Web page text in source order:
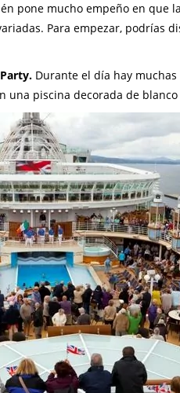
pone mucho empeño en que
Para empezar, podrías
Durante el día hay
una piscina decorada de